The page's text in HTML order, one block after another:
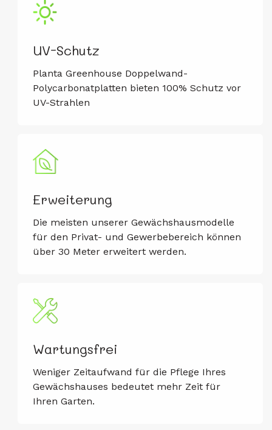
UV-Schutz
Planta Greenhouse Doppelwand-
Polycarbonatplatten bieten 100% Schutz vor
UV-Strahlen
Erweiterung
Die meisten unserer Gewächshausmodelle
für den Privat- und Gewerbebereich können
über 30 Meter erweitert werden.
Wartungsfrei
Weniger Zeitaufwand für die Pflege Ihres
Gewächshauses bedeutet mehr Zeit für
Ihren Garten.